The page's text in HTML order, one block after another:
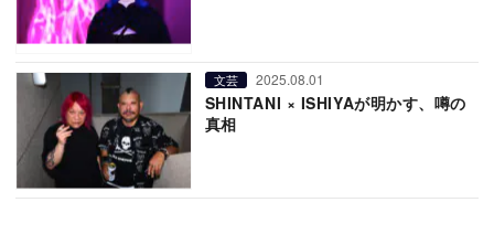
文芸 2025.08.01
SHINTANI × ISHIYAが明かす、噂の
真相